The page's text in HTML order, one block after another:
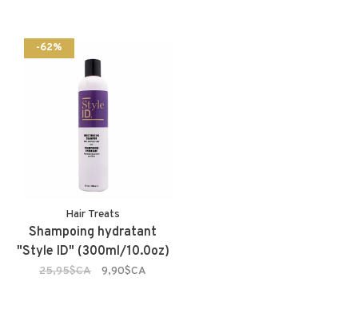
-62%
Hair Treats
Shampoing hydratant
"Style ID" (300ml/10.0oz)
25,95$CA 9,90$CA